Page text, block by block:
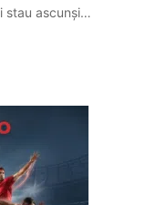
stau ascunși…